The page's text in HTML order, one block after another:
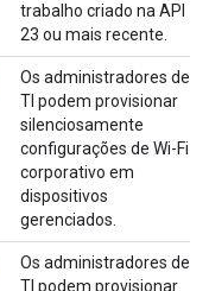
trabalho criado na API
23 ou mais recente.
Os administradores de
TI podem provisionar
silenciosamente
configurações de Wi-Fi
corporativo em
dispositivos
gerenciados.
Os administradores de
TI podem provisionar